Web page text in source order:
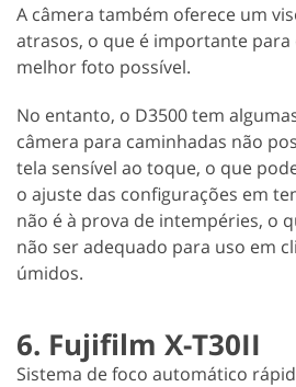
A câmera também oferece um
atrasos, o que é importante
melhor foto possível.
No entanto, o D3500 tem
câmera para caminhadas não
tela sensível ao toque, o que
o ajuste das configurações em
não é à prova de intempéries, o
não ser adequado para uso em
úmidos.
6. Fujifilm X-T30II
Sistema de foco automático